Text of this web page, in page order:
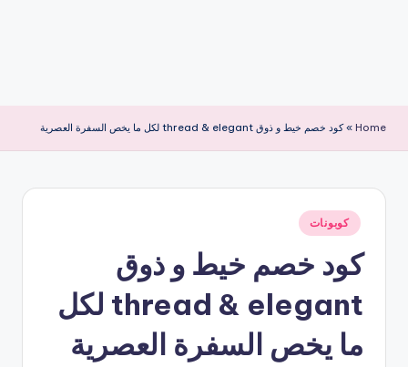
Home
»كود خصم خيط و ذوق thread & elegant لكل ما يخص السفرة العصرية
نُشر
في
كوبونات
كود خصم خيط و ذوق
thread & elegant لكل
ما يخص السفرة العصرية